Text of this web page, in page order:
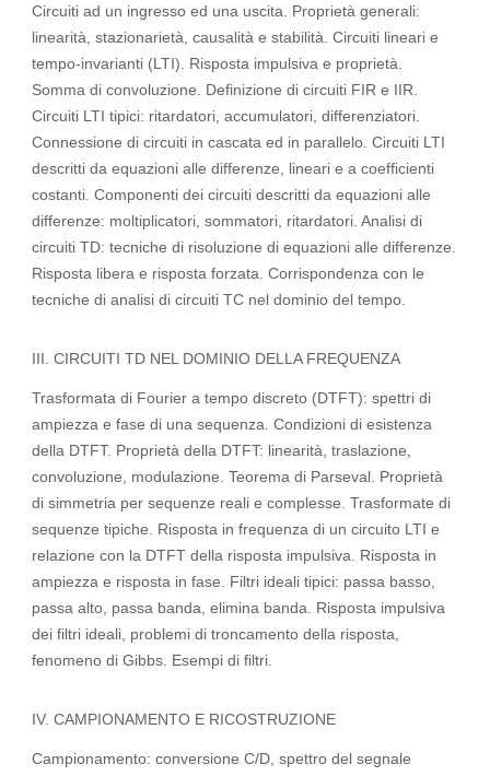
Circuiti ad un ingresso ed una uscita. Proprietà generali:
linearità, stazionarietà, causalità e stabilità. Circuiti lineari e
tempo-invarianti (LTI). Risposta impulsiva e proprietà.
Somma di convoluzione. Definizione di circuiti FIR e IIR.
Circuiti LTI tipici: ritardatori, accumulatori, differenziatori.
Connessione di circuiti in cascata ed in parallelo. Circuiti LTI
descritti da equazioni alle differenze, lineari e a coefficienti
costanti. Componenti dei circuiti descritti da equazioni alle
differenze: moltiplicatori, sommatori, ritardatori. Analisi di
circuiti TD: tecniche di risoluzione di equazioni alle differenze.
Risposta libera e risposta forzata. Corrispondenza con le
tecniche di analisi di circuiti TC nel dominio del tempo.
III. CIRCUITI TD NEL DOMINIO DELLA FREQUENZA
Trasformata di Fourier a tempo discreto (DTFT): spettri di
ampiezza e fase di una sequenza. Condizioni di esistenza
della DTFT. Proprietà della DTFT: linearità, traslazione,
convoluzione, modulazione. Teorema di Parseval. Proprietà
di simmetria per sequenze reali e complesse. Trasformate di
sequenze tipiche. Risposta in frequenza di un circuito LTI e
relazione con la DTFT della risposta impulsiva. Risposta in
ampiezza e risposta in fase. Filtri ideali tipici: passa basso,
passa alto, passa banda, elimina banda. Risposta impulsiva
dei filtri ideali, problemi di troncamento della risposta,
fenomeno di Gibbs. Esempi di filtri.
IV. CAMPIONAMENTO E RICOSTRUZIONE
Campionamento: conversione C/D, spettro del segnale